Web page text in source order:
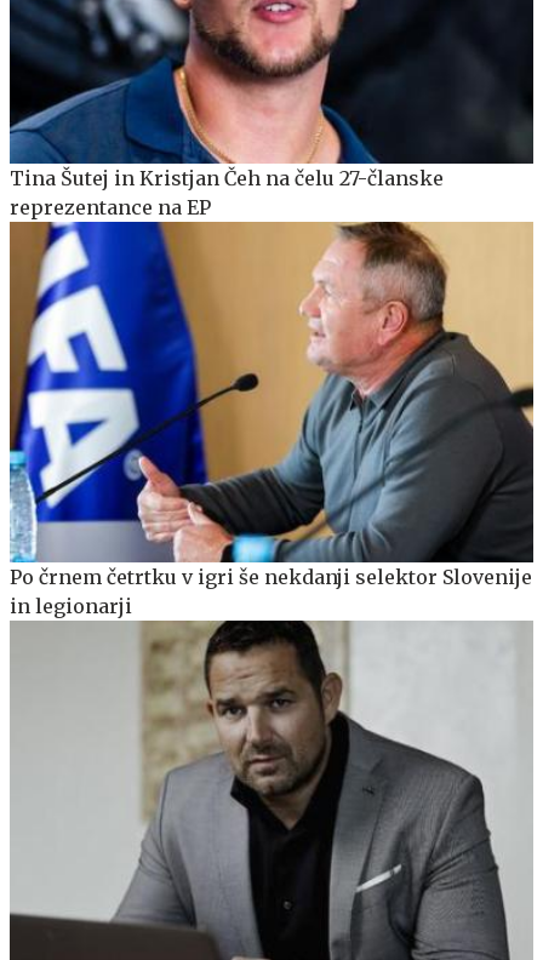
Tina Šutej in Kristjan Čeh na čelu 27-članske
reprezentance na EP
Po črnem četrtku v igri še nekdanji selektor Slovenije
in legionarji